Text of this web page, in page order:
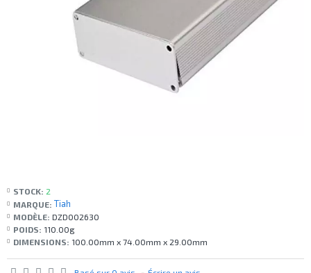
STOCK: 2
MARQUE: Tiah
MODÈLE: DZD002630
POIDS: 110.00g
DIMENSIONS: 100.00mm x 74.00mm x 29.00mm